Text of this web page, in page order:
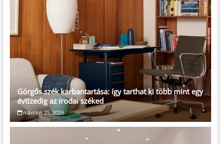
Görgős szék karbantartása: így tarthat ki több mint egy
évtizedig az irodai széked
március 25, 2026